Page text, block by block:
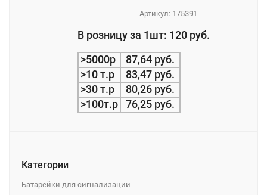
Артикул: 175391
В розницу за 1шт: 120 руб.
>5000р
87,64 руб.
>10 т.р
83,47 руб.
>30 т.р
80,26 руб.
>100т.р
76,25 руб.
Категории
Батарейки для сигнализации